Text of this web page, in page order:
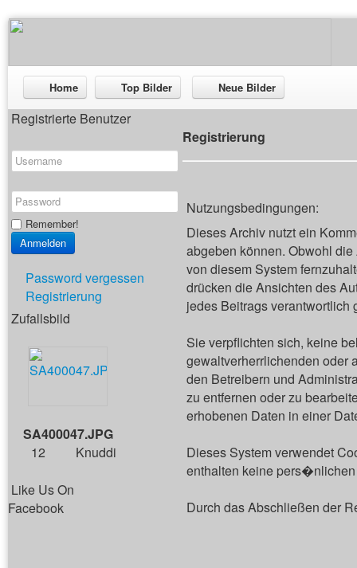
Home Top Bilder Neue Bilder
Registrierte Benutzer
Remember!
Password vergessen
Registrierung
Zufallsbild
SA400047.JPG
12
Knuddi
Like Us On
Facebook
Registrierung
Nutzungsbedingungen:
Dieses Archiv nutzt ein
abgeben können. Obwohl
von diesem System
drücken die Ansichten des
jedes Beitrags verantwortlich
Sie verpflichten sich, keine
gewaltverherrlichenden oder
den Betreibern und
zu entfernen oder zu
erhobenen Daten in einer
Dieses System verwendet
enthalten keine
Durch das Abschließen der